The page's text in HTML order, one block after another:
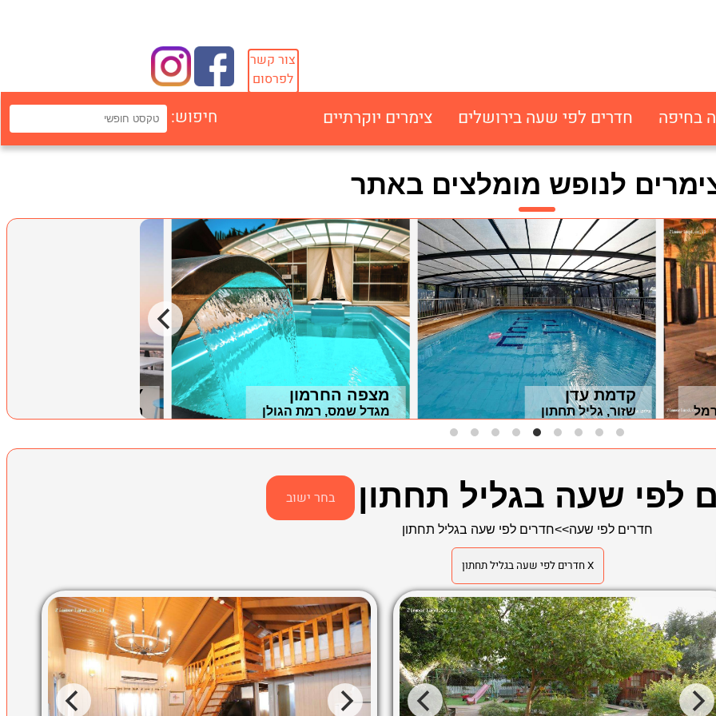
צור קשר
לפרסום
בחיפה חדרים לפי שעה בירושלים צימרים יוקרתיים חיפוש:
לנופש מומלצים באתר
SATORY
חיפה, חיפה וחוף הכרמל
מצפה החרמון
מגדל שמס, רמת הגולן
קדמת עדן
שזור, גליל תחתון
לפי שעה בגליל תחתון בחר ישוב
חדרים לפי שעה>>חדרים לפי שעה בגליל תחתון
X חדרים לפי שעה בגליל תחתון